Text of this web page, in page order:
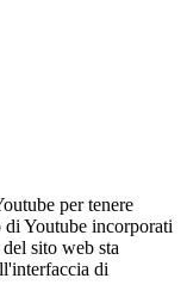
per tenere
di Youtube incorporati
sito web sta
di